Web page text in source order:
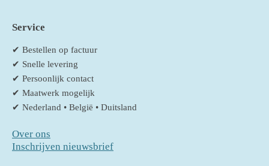
Service
✔ Bestellen op factuur
✔ Snelle levering
✔ Persoonlijk contact
✔ Maatwerk mogelijk
✔ Nederland • België • Duitsland
Over ons
Inschrijven nieuwsbrief